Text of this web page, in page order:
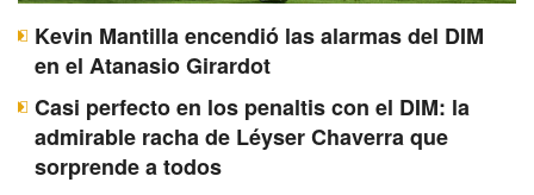
Kevin Mantilla encendió las alarmas del DIM
en el Atanasio Girardot
Casi perfecto en los penaltis con el DIM: la
admirable racha de Léyser Chaverra que
sorprende a todos